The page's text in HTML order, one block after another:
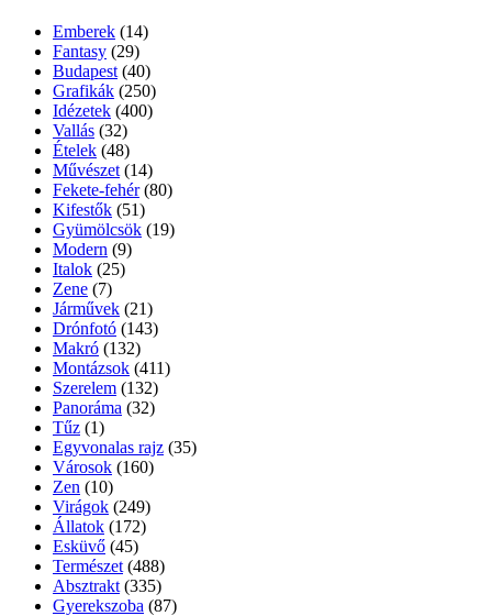
Emberek (14)
Fantasy (29)
Budapest (40)
Grafikák (250)
Idézetek (400)
Vallás (32)
Ételek (48)
Művészet (14)
Fekete-fehér (80)
Kifestők (51)
Gyümölcsök (19)
Modern (9)
Italok (25)
Zene (7)
Járművek (21)
Drónfotó (143)
Makró (132)
Montázsok (411)
Szerelem (132)
Panoráma (32)
Tűz (1)
Egyvonalas rajz (35)
Városok (160)
Zen (10)
Virágok (249)
Állatok (172)
Esküvő (45)
Természet (488)
Absztrakt (335)
Gyerekszoba (87)